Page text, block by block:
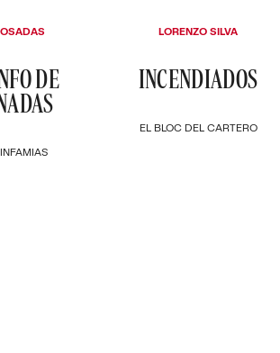
DE
EL BLOC DEL CARTERO
INCENDIADOS
LORENZO SILVA